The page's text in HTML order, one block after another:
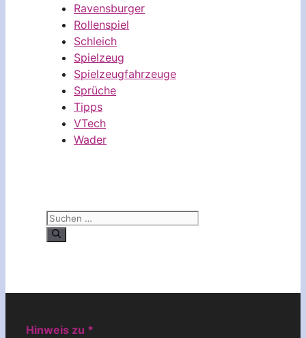
Ravensburger
Rollenspiel
Schleich
Spielzeug
Spielzeugfahrzeuge
Sprüche
Tipps
VTech
Wader
Suchen
nach:
Hinweis zu *